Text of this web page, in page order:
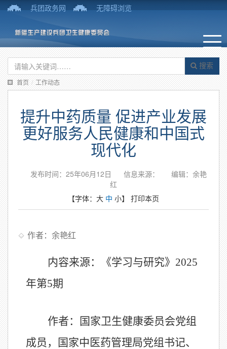
兵团政务网 无障碍浏览
搜索
首页 / 工作动态
提升中药质量 促进产业发展
更好服务人民健康和中国式
现代化
发布时间：25年06月12日 信息来源：
编辑：余艳
红
【字体： 大 中 小】 打印本页
作者：余艳红
内容来源：《学习与研究》 2025
年第5期
作者：国家卫生健康委员会党组
成员，国家中医药管理局党组书记、